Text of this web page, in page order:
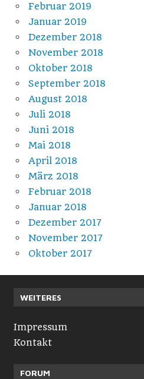
Februar 2019
Januar 2019
Dezember 2018
November 2018
Oktober 2018
September 2018
August 2018
Juli 2018
Juni 2018
Mai 2018
April 2018
März 2018
Februar 2018
Januar 2018
Dezember 2017
November 2017
Oktober 2017
WEITERES
Impressum
Kontakt
FORUM